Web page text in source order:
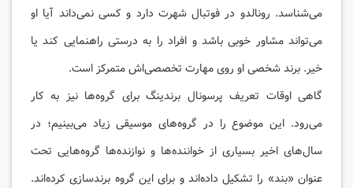
می‌شناسد. رونالدو در فوتبال شهرت دارد و کسی نمی‌داند آیا او
می‌تواند مشاور خوبی باشد و افراد را به درستی راهنمایی کند یا
خیر. برند شخصی او روی مهارت تخصصی‌اش متمرکز است.
گاهی اوقات تعریف پرسونال برندینگ برای گروه‌ها نیز به کار
می‌رود. این موضوع را در گروه‌های موسیقی زیاد می‌بینیم؛ در
سال‌های اخیر بسیاری از خواننده‌ها و نوازنده‌ها گروه‌هایی تحت
عنوان «بند» را تشکیل داده‌اند و برای این گروه برندسازی کرده‌اند.